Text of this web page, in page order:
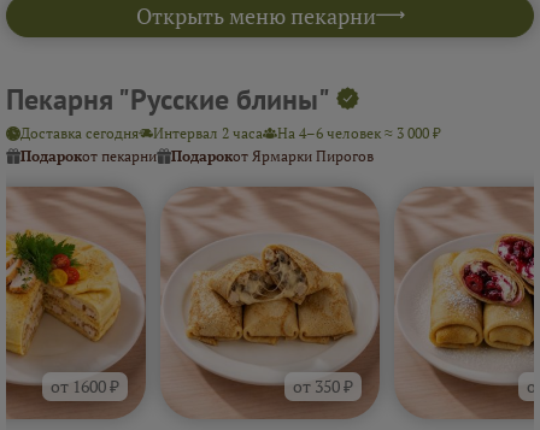
Открыть меню пекарни
Пекарня "Русские блины"
Доставка сегодня Интервал 2 часа
На 4–6 человек ≈ 3 000 ₽
Подарокот пекарни Подарокот Ярмарки Пирогов
от 1600 ₽ от 350 ₽